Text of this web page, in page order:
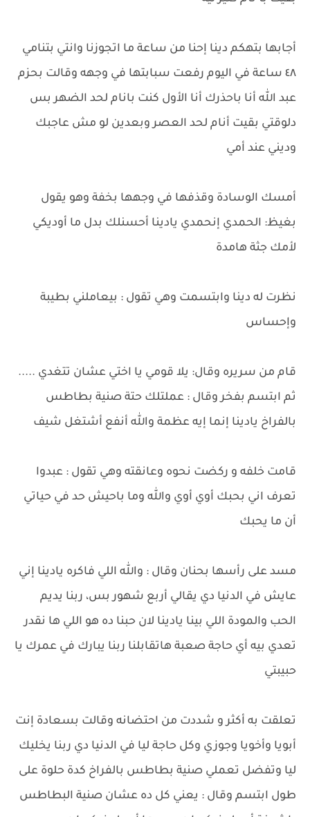
أجابها بتهكم دينا إحنا من ساعة ما اتجوزنا وانتي بتنامي
٤٨ ساعة في اليوم رفعت سبابتها في وجهه وقالت بحزم
عبد الله أنا باحذرك أنا الأول كنت بانام لحد الضهر بس
دلوقتي بقيت أنام لحد العصر وبعدين لو مش عاجبك
وديني عند أمي
أمسك الوسادة وقذفها في وجهها بخفة وهو يقول
بغيظ: الحمدي إنحمدي يادينا أحسنلك بدل ما أوديكي
لأمك جثة هامدة
نظرت له دينا وابتسمت وهي تقول : بيعاملني بطيبة
وإحساس
قام من سريره وقال: يلا قومي يا اختي عشان تتغدي .....
ثم ابتسم بفخر وقال : عملتلك حتة صنية بطاطس
بالفراخ يادينا إنما إيه عظمة والله أنفع أشتغل شيف
قامت خلفه و ركضت نحوه وعانقته وهي تقول : عبدوا
تعرف اني بحبك أوي أوي والله وما باحيش حد في حياتي
أن ما يحبك
مسد على رأسها بحنان وقال : والله اللي فاكره يادينا إني
عايش في الدنيا دي يقالي أربع شهور بس، ربنا يديم
الحب والمودة اللي بينا يادينا لان حبنا ده هو اللي ها نقدر
تعدي بيه أي حاجة صعبة هاتقابلنا ربنا يبارك في عمرك يا
حبيبتي
تعلقت به أكثر و شددت من احتضانه وقالت بسعادة إنت
أبويا وأخويا وجوزي وكل حاجة ليا في الدنيا دي ربنا يخليك
ليا وتفضل تعملي صنية بطاطس بالفراخ كدة حلوة على
طول ابتسم وقال : يعني كل ده عشان صنية البطاطس